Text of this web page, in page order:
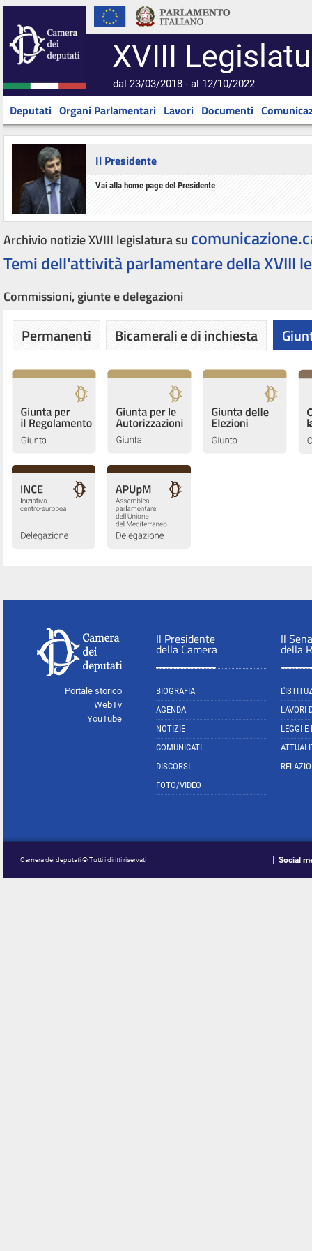
XVIII
dal 23/03/2018 - al 12/10/2022
Deputati Organi Parlamentari Lavori Documenti
Il Presidente
Vai alla home page del Presidente
Archivio notizie XVIII legislatura su
Temi dell'attività parlamentare della XVIII
Commissioni, giunte e delegazioni
Permanenti Bicamerali e di inchiesta
Portale storico
WebTv
YouTube
Il Presidente
della Camera
BIOGRAFIA
AGENDA
NOTIZIE
COMUNICATI
DISCORSI
FOTO/VIDEO
Il
della
LAVORI
LEGGI E
Camera dei deputati © Tutti i diritti riservati Social